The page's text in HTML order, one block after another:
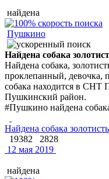
найдена
Пушкино
Найдена собака
Найдена собака,
проклепанный, девочка,
собака находится в СНТ
Пушкинский район.
#Пушкино найдена
Найдена собака
19382
2828
12 мая 2019
найдена